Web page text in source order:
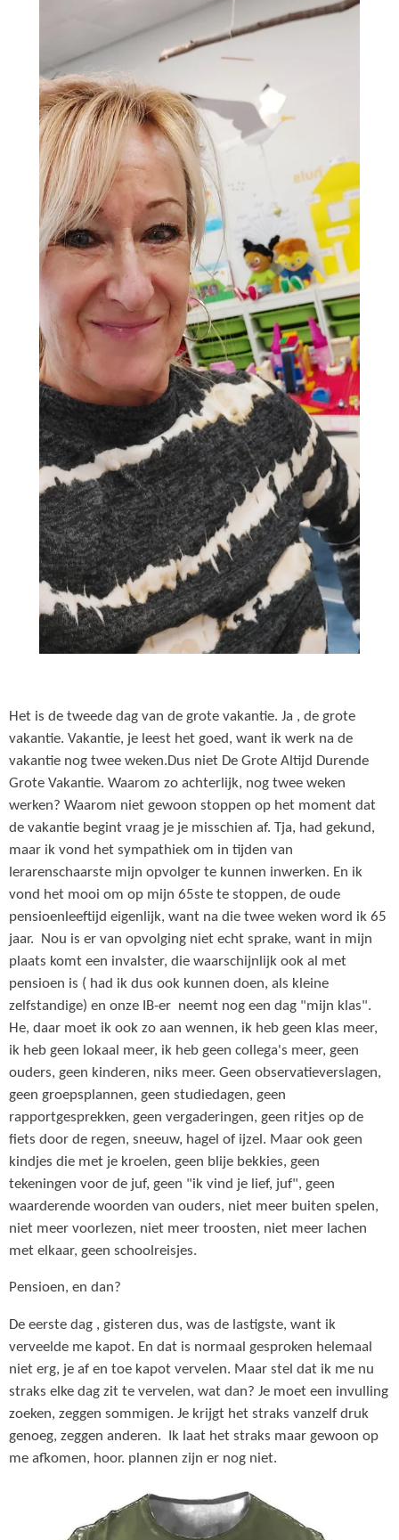
Het is de tweede dag van de grote vakantie. Ja , de grote
vakantie. Vakantie, je leest het goed, want ik werk na de
vakantie nog twee weken.Dus niet De Grote Altijd Durende
Grote Vakantie. Waarom zo achterlijk, nog twee weken
werken? Waarom niet gewoon stoppen op het moment dat
de vakantie begint vraag je je misschien af. Tja, had gekund,
maar ik vond het sympathiek om in tijden van
lerarenschaarste mijn opvolger te kunnen inwerken. En ik
vond het mooi om op mijn 65ste te stoppen, de oude
pensioenleeftijd eigenlijk, want na die twee weken word ik 65
jaar. Nou is er van opvolging niet echt sprake, want in mijn
plaats komt een invalster, die waarschijnlijk ook al met
pensioen is ( had ik dus ook kunnen doen, als kleine
zelfstandige) en onze IB-er neemt nog een dag "mijn klas".
He, daar moet ik ook zo aan wennen, ik heb geen klas meer,
ik heb geen lokaal meer, ik heb geen collega's meer, geen
ouders, geen kinderen, niks meer. Geen observatieverslagen,
geen groepsplannen, geen studiedagen, geen
rapportgesprekken, geen vergaderingen, geen ritjes op de
fiets door de regen, sneeuw, hagel of ijzel. Maar ook geen
kindjes die met je kroelen, geen blije bekkies, geen
tekeningen voor de juf, geen "ik vind je lief, juf", geen
waarderende woorden van ouders, niet meer buiten spelen,
niet meer voorlezen, niet meer troosten, niet meer lachen
met elkaar, geen schoolreisjes.
Pensioen, en dan?
De eerste dag , gisteren dus, was de lastigste, want ik
verveelde me kapot. En dat is normaal gesproken helemaal
niet erg, je af en toe kapot vervelen. Maar stel dat ik me nu
straks elke dag zit te vervelen, wat dan? Je moet een invulling
zoeken, zeggen sommigen. Je krijgt het straks vanzelf druk
genoeg, zeggen anderen. Ik laat het straks maar gewoon op
me afkomen, hoor. plannen zijn er nog niet.